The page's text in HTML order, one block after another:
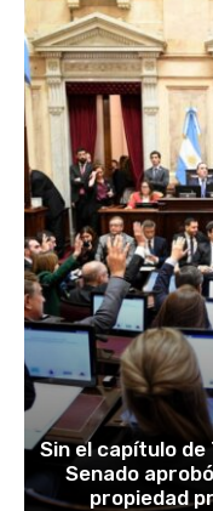
Sin el capítulo de
Senado
propiedad